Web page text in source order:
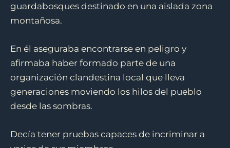
guardabosques destinado en una aislada zona
montañosa.
En él aseguraba encontrarse en peligro y
afirmaba haber formado parte de una
organización clandestina local que lleva
generaciones moviendo los hilos del pueblo
desde las sombras.
Decía tener pruebas capaces de incriminar a